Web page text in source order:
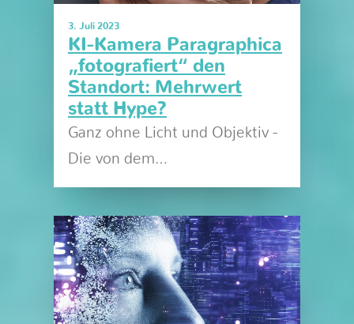
3. Juli 2023
KI-Kamera Paragraphica
„fotografiert“ den
Standort: Mehrwert
statt Hype?
Ganz ohne Licht und Objektiv -
Die von dem…